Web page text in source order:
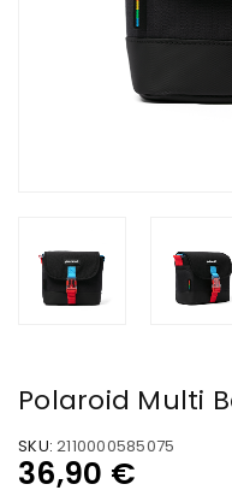
Polaroid Multi
SKU: 2110000585075
36,90 €